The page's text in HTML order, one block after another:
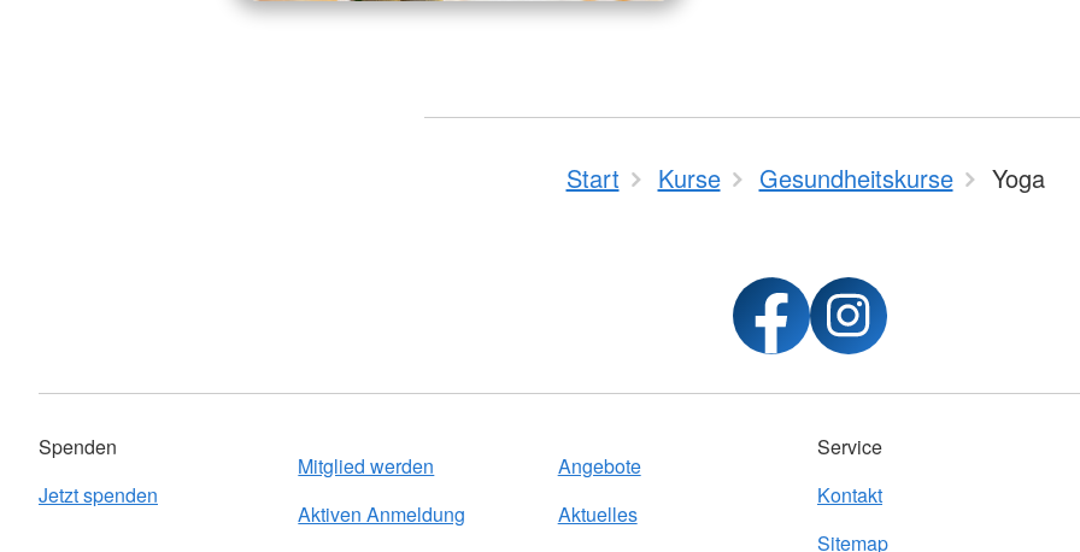
Start Kurse Gesundheitskurse Yoga
Spenden
Jetzt spenden
Mitglied werden
Aktiven Anmeldung
Angebote
Aktuelles
Service
Kontakt
Sitemap